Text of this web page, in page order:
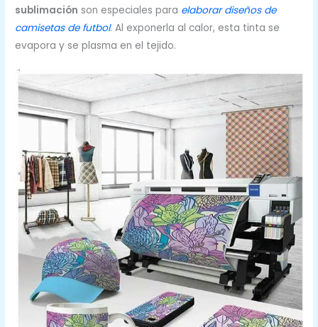
sublimación son especiales para elaborar diseños de
camisetas de futbol. Al exponerla al calor, esta tinta se
evapora y se plasma en el tejido.